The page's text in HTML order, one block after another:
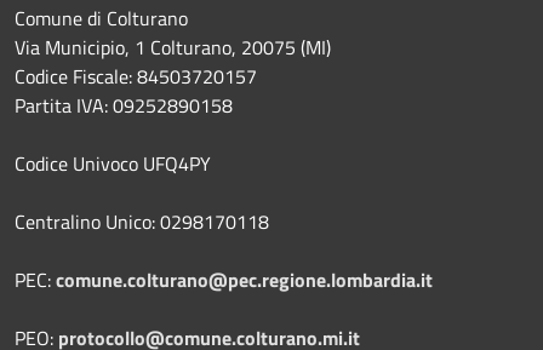
Comune di Colturano
Via Municipio, 1 Colturano, 20075 (MI)
Codice Fiscale: 84503720157
Partita IVA: 09252890158
Codice Univoco UFQ4PY
Centralino Unico: 0298170118
PEC:comune.colturano@pec.regione.lombardia.it
PEO: protocollo@comune.colturano.mi.it